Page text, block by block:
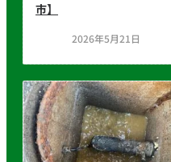
市】
2026年5月21日